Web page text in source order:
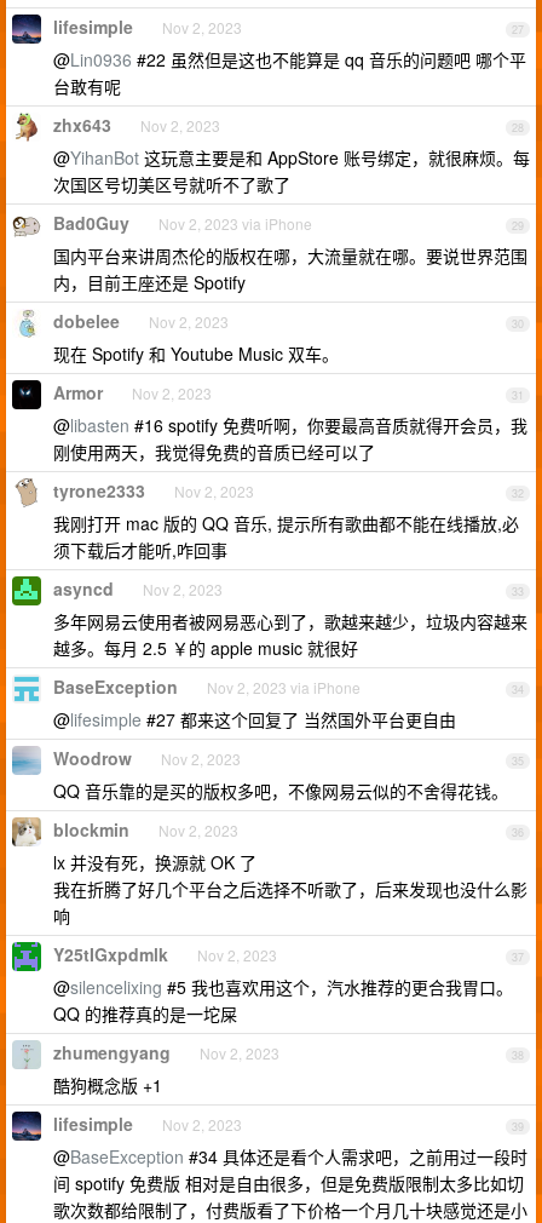
27
lifesimple Nov 2, 2023
@Lin0936 #22 虽然但是这也不能算是 qq 音乐的问题吧 哪个平
台敢有呢
28
zhx643 Nov 2, 2023
@YihanBot 这玩意主要是和 AppStore 账号绑定，就很麻烦。每
次国区号切美区号就听不了歌了
29
Bad0Guy Nov 2, 2023 via iPhone
国内平台来讲周杰伦的版权在哪，大流量就在哪。要说世界范围
内，目前王座还是 Spotify
30
dobelee Nov 2, 2023
现在 Spotify 和 Youtube Music 双车。
31
Armor Nov 2, 2023
@libasten #16 spotify 免费听啊，你要最高音质就得开会员，我
刚使用两天，我觉得免费的音质已经可以了
32
tyrone2333 Nov 2, 2023
我刚打开 mac 版的 QQ 音乐, 提示所有歌曲都不能在线播放,必
须下载后才能听,咋回事
33
asyncd Nov 2, 2023
多年网易云使用者被网易恶心到了，歌越来越少，垃圾内容越来
越多。每月 2.5 ￥的 apple music 就很好
34
BaseException Nov 2, 2023 via iPhone
@lifesimple #27 都来这个回复了 当然国外平台更自由
35
Woodrow Nov 2, 2023
QQ 音乐靠的是买的版权多吧，不像网易云似的不舍得花钱。
36
blockmin Nov 2, 2023
lx 并没有死，换源就 OK 了
我在折腾了好几个平台之后选择不听歌了，后来发现也没什么影
响
37
Y25tIGxpdmlk Nov 2, 2023
@silencelixing #5 我也喜欢用这个，汽水推荐的更合我胃口。
QQ 的推荐真的是一坨屎
38
zhumengyang Nov 2, 2023
酷狗概念版 +1
39
lifesimple Nov 2, 2023
@BaseException #34 具体还是看个人需求吧，之前用过一段时
间 spotify 免费版 相对是自由很多，但是免费版限制太多比如切
歌次数都给限制了，付费版看了下价格一个月几十块感觉还是小